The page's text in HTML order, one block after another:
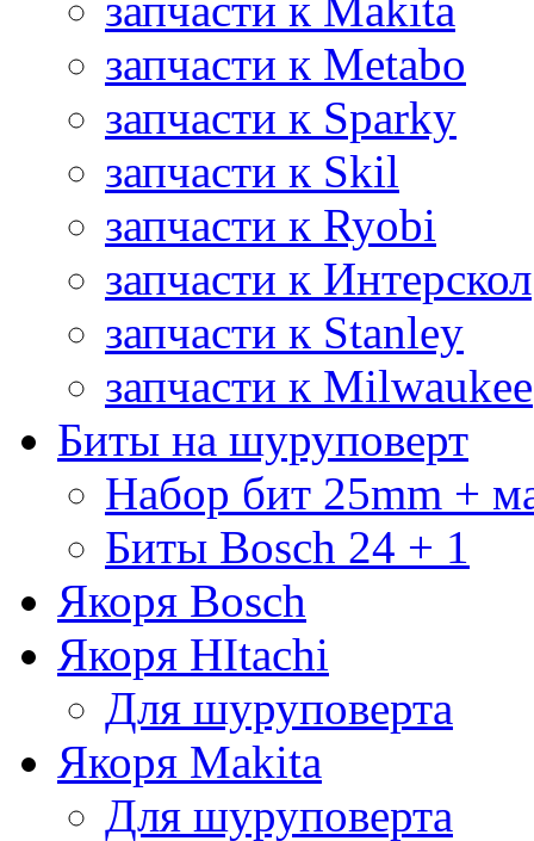
запчасти к Metabo
запчасти к Sparky
запчасти к Skil
запчасти к Ryobi
запчасти к Интерскол
запчасти к Stanley
запчасти к Milwaukee
Биты на шуруповерт
Набор бит 25mm +
Биты Bosch 24 + 1
Якоря Bosch
Якоря HItachi
Для шуруповерта
Якоря Makita
Для шуруповерта